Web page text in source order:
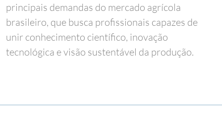
principais demandas do mercado agrícola
brasileiro, que busca profissionais capazes de
unir conhecimento científico, inovação
tecnológica e visão sustentável da produção.